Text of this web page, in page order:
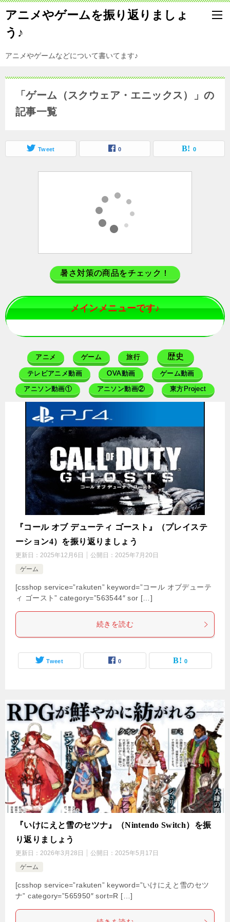
アニメやゲームを振り返りましょ
う♪
アニメやゲームなどについて書いてます♪
「ゲーム（スクウェア・エニックス）」の
記事一覧
Tweet 0 0
暑さ対策の商品をチェック！
メインメニューです♪
アニメ ゲーム 旅行 歴史
テレビアニメ動画 OVA動画 ゲーム動画
アニソン動画① アニソン動画② 東方Project
『コール オブ デューティ ゴースト』（プレイステ
ーション4）を振り返りましょう
更新日： 2025年12月6日 公開日： 2025年7月20日
ゲーム
[csshop service=”rakuten” keyword=”コール オブデューテ
ィ ゴースト” category=”563544″ sor […]
続きを読む
Tweet 0 0
『いけにえと雪のセツナ』（Nintendo Switch）を振
り返りましょう
更新日： 2026年3月28日 公開日： 2025年5月17日
ゲーム
[csshop service=”rakuten” keyword=”いけにえと雪のセツ
ナ” category=”565950″ sort=R […]